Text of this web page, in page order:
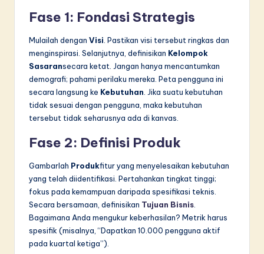
Fase 1: Fondasi Strategis
Mulailah dengan Visi . Pastikan visi tersebut ringkas dan
menginspirasi. Selanjutnya, definisikan Kelompok
Sasaransecara ketat. Jangan hanya mencantumkan
demografi; pahami perilaku mereka. Peta pengguna ini
secara langsung ke Kebutuhan . Jika suatu kebutuhan
tidak sesuai dengan pengguna, maka kebutuhan
tersebut tidak seharusnya ada di kanvas.
Fase 2: Definisi Produk
Gambarlah Produkfitur yang menyelesaikan kebutuhan
yang telah diidentifikasi. Pertahankan tingkat tinggi;
fokus pada kemampuan daripada spesifikasi teknis.
Secara bersamaan, definisikan Tujuan Bisnis
Bagaimana Anda mengukur keberhasilan? Metrik harus
spesifik (misalnya, “Dapatkan 10.000 pengguna aktif
pada kuartal ketiga”).